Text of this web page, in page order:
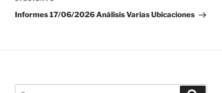
entrada
Informes 17/06/2026 Análisis Varias Ubicaciones